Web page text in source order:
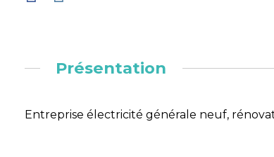
Présentation
Entreprise électricité générale neuf,